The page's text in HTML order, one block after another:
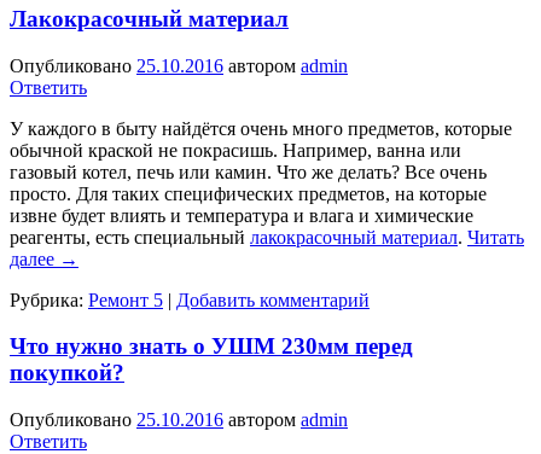
Лакокрасочный материал
Опубликовано 25.10.2016 автором admin
Ответить
У каждого в быту найдётся очень много предметов, которые
обычной краской не покрасишь. Например, ванна или
газовый котел, печь или камин. Что же делать? Все очень
просто. Для таких специфических предметов, на которые
извне будет влиять и температура и влага и химические
реагенты, есть специальный лакокрасочный материал. Читать
далее →
Рубрика: Ремонт 5 | Добавить комментарий
Что нужно знать о УШМ 230мм перед
покупкой?
Опубликовано 25.10.2016 автором admin
Ответить